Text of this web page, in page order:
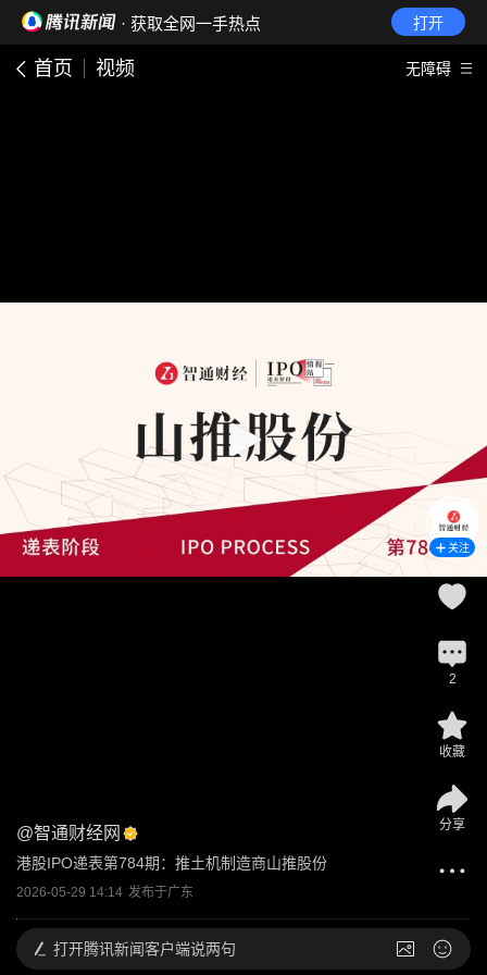
· 获取全网一手热点 打开
首页 视频 无障碍
@智通财经网
港股IPO递表第784期：推土机制造商山推股份
2026-05-29 14:14 发布于广东
关注
2
收藏
分享
打开腾讯新闻客户端说两句